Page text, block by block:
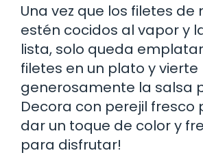
Una vez que los filetes de
estén cocidos al vapor y
lista, solo queda
filetes en un plato y vierte
generosamente la salsa
Decora con perejil fresco
dar un toque de color y
para disfrutar!